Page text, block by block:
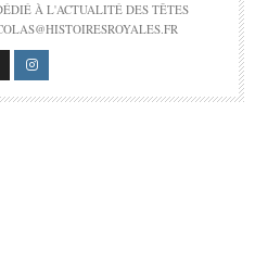
À L'ACTUALITÉ DES TÊTES